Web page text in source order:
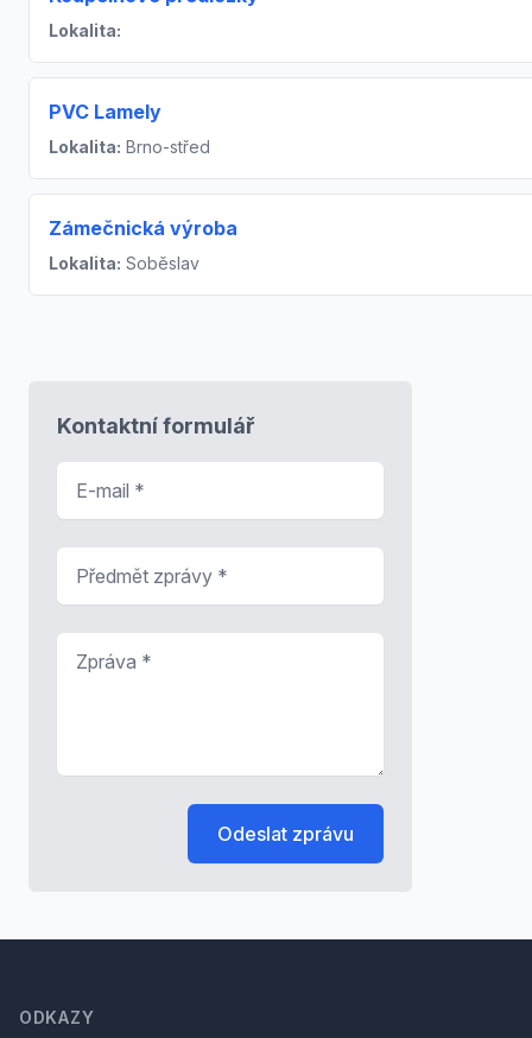
Lokalita:
PVC Lamely
Lokalita: Brno-střed
Zámečnická výroba
Lokalita: Soběslav
Kontaktní formulář
Odeslat zprávu
ODKAZY